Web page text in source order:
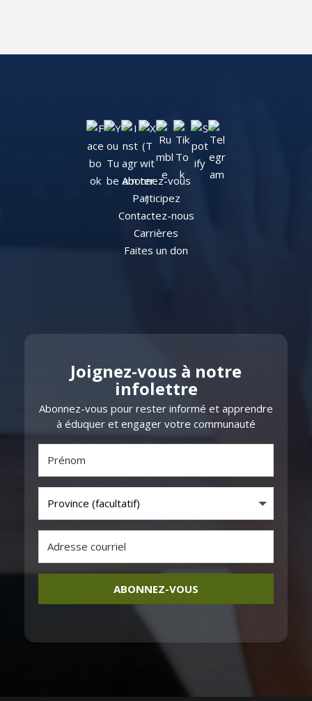
Abonnez-vous
Participez
Contactez-nous
Carrières
Faites un don
Joignez-vous à notre
infolettre
​​Abonnez-vous pour rester informé et apprendre
à éduquer et engager votre communauté
ABONNEZ-VOUS